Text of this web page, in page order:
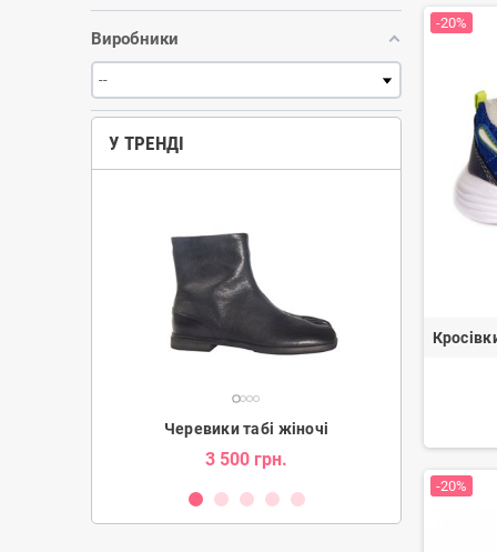
Виробники
У ТРЕНДІ
Черевики табі жіночі
3 500 грн.
-20%
-20%